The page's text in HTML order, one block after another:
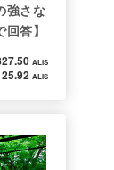
強さな
答】
ALIS
ALIS